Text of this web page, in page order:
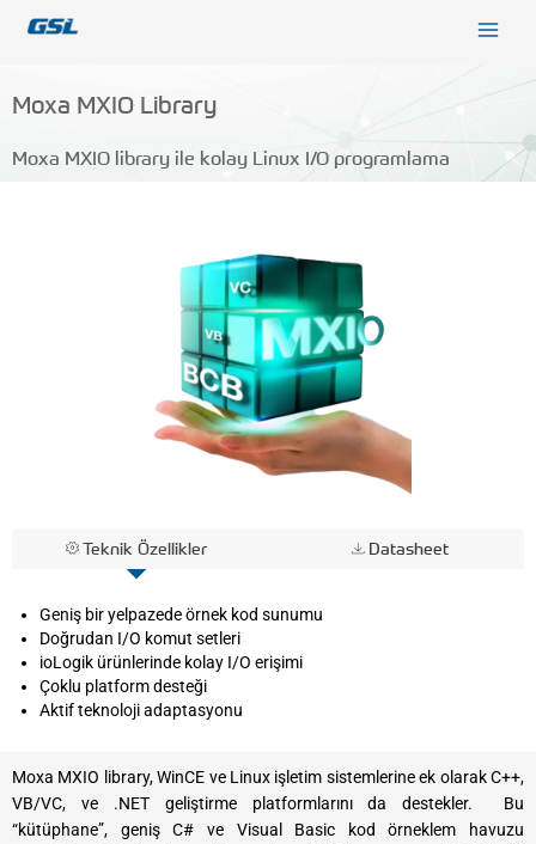
Moxa MXIO Library
Moxa MXIO library ile kolay Linux I/O programlama
Teknik Özellikler Datasheet
Geniş bir yelpazede örnek kod sunumu
Doğrudan I/O komut setleri
ioLogik ürünlerinde kolay I/O erişimi
Çoklu platform desteği
Aktif teknoloji adaptasyonu
Moxa MXIO library, WinCE ve Linux işletim sistemlerine ek olarak C++,
VB/VC, ve .NET geliştirme platformlarını da destekler. Bu
“kütüphane”, geniş C# ve Visual Basic kod örneklem havuzu